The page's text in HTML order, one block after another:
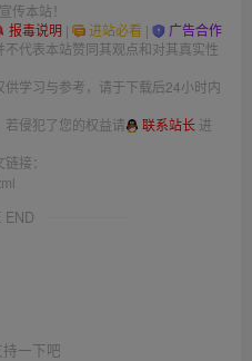
传本站！
报毒说明 | 进站必看 | 广告合作
代表本站赞同其观点和对其真实性
学习与参考，请于下载后24小时内
侵犯了您的权益请 联系站长 进
接：
END
一下吧